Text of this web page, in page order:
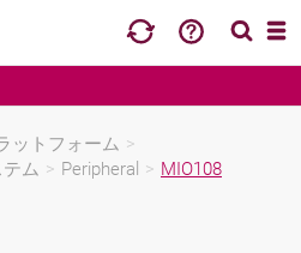
ットフォーム >
ム > Peripheral > MIO108